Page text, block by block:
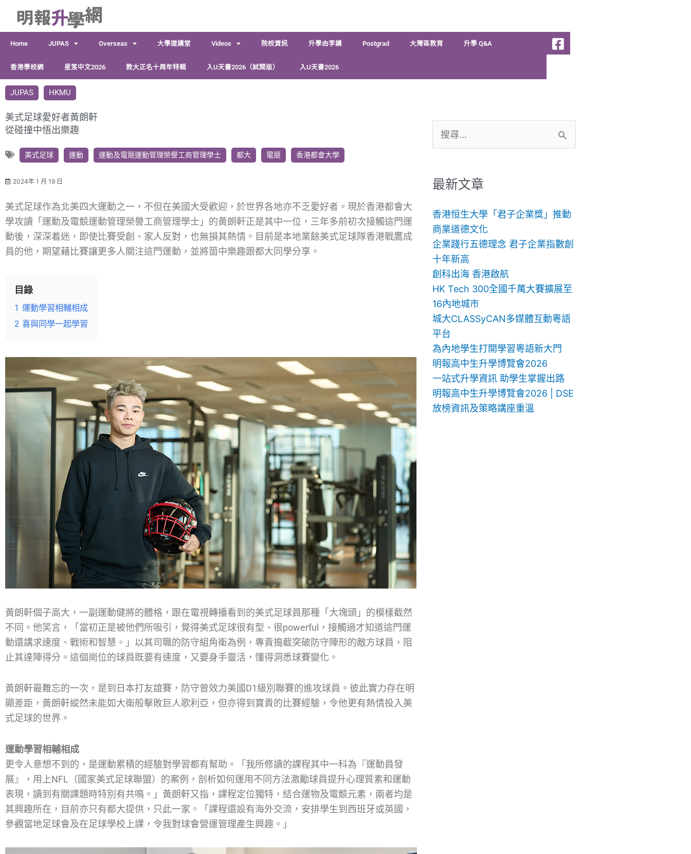
容
Home JUPAS Overseas 大學道講堂 Videos 院校資訊 升學由李講 Postgrad 大灣區教育 升學 Q&A
香港學校網 星笈中文2026 教大正名十周年特輯 入U天書2026（試閱版） 入U天書2026
JUPAS HKMU
美式足球愛好者黃朗軒
從碰撞中悟出樂趣
美式足球 運動 運動及電競運動管理榮譽工商管理學士 都大 電競 香港都會大學
2024年 1 月 19 日
美式足球作為北美四大運動之一，不但在美國大受歡迎，於世界各地亦不乏愛好者。現於香港都會大
學攻讀「運動及電競運動管理榮譽工商管理學士」的黃朗軒正是其中一位，三年多前初次接觸這門運
動後，深深着迷，即使比賽受創、家人反對，也無損其熱情。目前是本地業餘美式足球隊香港戰鷹成
員的他，期望藉比賽讓更多人關注這門運動，並將箇中樂趣跟都大同學分享。
目錄
1 運動學習相輔相成
2 喜與同學一起學習
黃朗軒個子高大，一副運動健將的體格，跟在電視轉播看到的美式足球員那種「大塊頭」的模樣截然
不同。他笑言，「當初正是被他們所吸引，覺得美式足球很有型、很powerful，接觸過才知道這門運
動還講求速度、戰術和智慧。」以其司職的防守組角衛為例，專責搗截突破防守陣形的敵方球員，阻
止其達陣得分。這個崗位的球員既要有速度，又要身手靈活，懂得洞悉球賽變化。
黃朗軒最難忘的一次，是到日本打友誼賽，防守曾效力美國D1級別聯賽的進攻球員。彼此實力存在明
顯差距，黃朗軒縱然未能如大衛般擊敗巨人歌利亞，但亦得到寶貴的比賽經驗，令他更有熱情投入美
式足球的世界。
運動學習相輔相成
更令人意想不到的，是運動累積的經驗對學習都有幫助。「我所修讀的課程其中一科為『運動員發
展』，用上NFL（國家美式足球聯盟）的案例，剖析如何運用不同方法激勵球員提升心理質素和運動
表現，讀到有關課題時特別有共鳴。」黃朗軒又指，課程定位獨特，結合運物及電競元素，兩者均是
其興趣所在，目前亦只有都大提供，只此一家。「課程還設有海外交流，安排學生到西班牙或英國，
參觀當地足球會及在足球學校上課，令我對球會營運管理產生興趣。」
尋
鍵
最新文章
香港恒生大學「君子企業獎」推動
商業道德文化
企業踐行五德理念 君子企業指數創
十年新高
創科出海 香港啟航
HK Tech 300全國千萬大賽擴展至
16內地城市
城大CLASSyCAN多媒體互動粵語
平台
為內地學生打開學習粵語新大門
明報高中生升學博覽會2026
一站式升學資訊 助學生掌握出路
明報高中生升學博覽會2026 | DSE
放榜資訊及策略講座重溫